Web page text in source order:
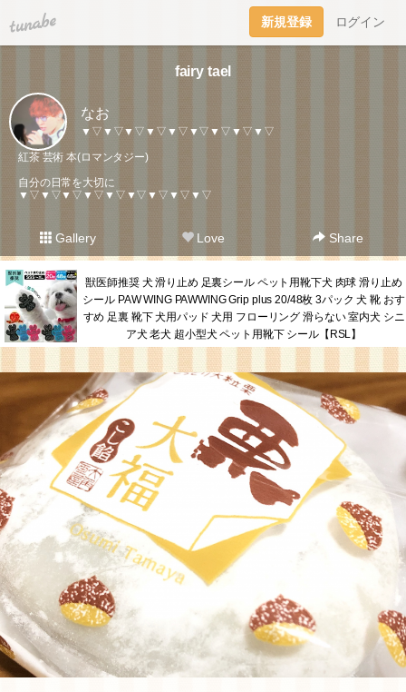
tuna.be 新規登録 ログイン
fairy tael
なお
▼▽▼▽▼▽▼▽▼▽▼▽▼▽▼▽▼▽
紅茶 芸術 本(ロマンタジー)
自分の日常を大切に
▼▽▼▽▼▽▼▽▼▽▼▽▼▽▼▽▼▽
Gallery Love Share
獣医師推奨 犬 滑り止め 足裏シール ペット用靴下犬 肉球 滑り止め
シール PAW WING PAWWING Grip plus 20/48枚 3パック 犬 靴 おす
すめ 足裏 靴下 犬用パッド 犬用 フローリング 滑らない 室内犬 シニ
ア犬 老犬 超小型犬 ペット用靴下 シール【RSL】